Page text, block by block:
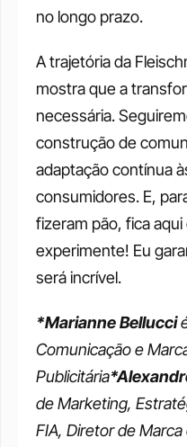
no longo prazo.
A trajetória da
mostra que a
necessária.
construção de
adaptação contínua
consumidores. E,
fizeram pão, fica
experimente! Eu
será incrível.
*Marianne Bellucci
Comunicação e
Publicitária
de Marketing,
FIA, Diretor de